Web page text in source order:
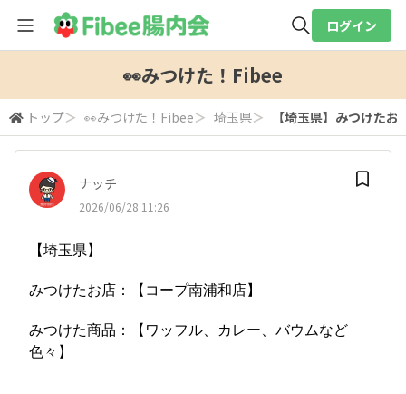
検索
ログイン
👀みつけた！Fibee
トップ＞ 👀みつけた！Fibee＞ 埼玉県＞ 【埼玉県】みつけた
ナッチ
2026/06/28 11:26
【埼玉県】
みつけたお店：【コープ南浦和店】
みつけた商品：【ワッフル、カレー、バウムなど
色々】